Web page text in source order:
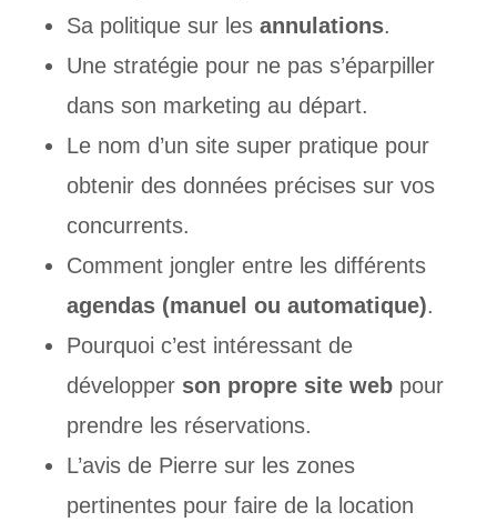
Sa politique sur les annulations.
Une stratégie pour ne pas s’éparpiller
dans son marketing au départ.
Le nom d’un site super pratique pour
obtenir des données précises sur vos
concurrents.
Comment jongler entre les différents
agendas (manuel ou automatique).
Pourquoi c’est intéressant de
développer son propre site webpour
prendre les réservations.
L’avis de Pierre sur les zones
pertinentes pour faire de la location